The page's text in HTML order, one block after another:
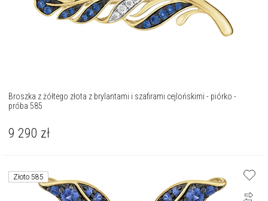
Broszka z żółtego złota z brylantami i szafirami cejlońskimi - piórko -
próba 585
9 290 zł
Złoto 585